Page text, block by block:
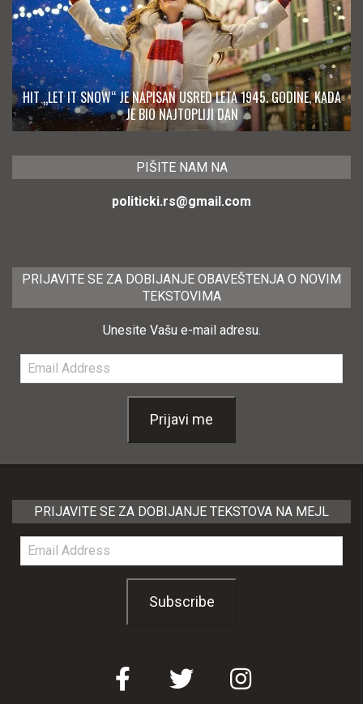
HIT „LET IT SNOW“ JE NAPISAN USRED LETA 1945. GODINE, KADA
JE BIO NAJTOPLIJI DAN
PIŠITE NAM NA
politicki.rs@gmail.com
PRIJAVITE SE ZA DOBIJANJE OBAVEŠTENJA O NOVIM
TEKSTOVIMA
Unesite Vašu e-mail adresu.
Email
Address
Prijavi me
PRIJAVITE SE ZA DOBIJANJE TEKSTOVA NA MEJL
Email
Address
Subscribe